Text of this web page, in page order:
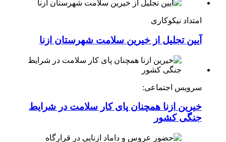
امتداد نیکوکاری
آیین تجلیل از خیرین سلامت شهرستان ازنا
سرویس اجتماعی:
خیرین ازنا همچنان پای کار سلامت در شرایط
جنگی کشور